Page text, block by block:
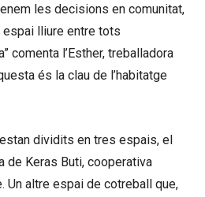
les decisions en comunitat,
lliure entre tots
comenta l’Esther, treballadora
és la clau de l’habitatge
dividits en tres espais, el
de Keras Buti, cooperativa
Un altre espai de cotreball que,